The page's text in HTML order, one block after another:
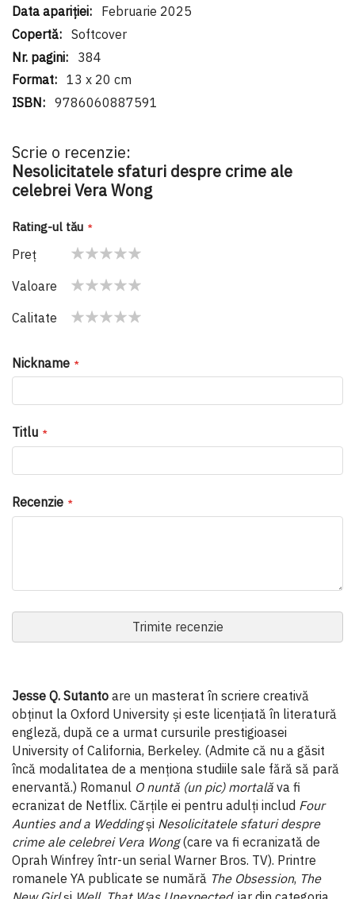
Februarie 2025
Softcover
384
13 x 20 cm
9786060887591
Scrie o recenzie:
Nesolicitatele sfaturi despre crime ale
celebrei Vera Wong
Rating-ul tău
Preţ
star
stars
stars
stars
stars
Valoare
star
stars
stars
stars
stars
Calitate
Nickname
Titlu
Recenzie
Trimite recenzie
Jesse Q. Sutanto are un masterat în scriere creativă
obținut la Oxford University și este licențiată în literatură
engleză, după ce a urmat cursurile prestigioasei
University of California, Berkeley. (Admite că nu a găsit
încă modalitatea de a menționa studiile sale fără să pară
enervantă.) Romanul O nuntă (un pic) mortalăva fi
ecranizat de Netflix. Cărțile ei pentru adulți includ Four
Aunties and a Weddingși Nesolicitatele sfaturi despre
crime ale celebrei Vera Wong(care va fi ecranizată de
Oprah Winfrey într-un serial Warner Bros. TV). Printre
romanele YA publicate se numără The Obsession, The